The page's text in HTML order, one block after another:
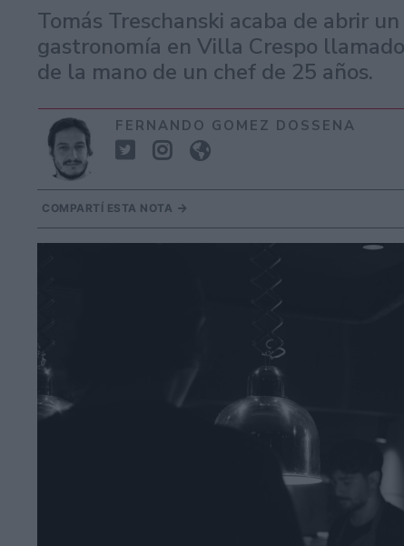
Tomás Treschanski acaba de abrir
gastronomía en Villa Crespo
de la mano de un chef de 25 años.
FERNANDO GOMEZ DOSSENA
COMPARTÍ ESTA NOTA